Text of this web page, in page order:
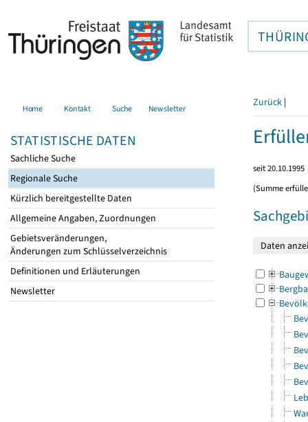
Home Kontakt Suche Newsletter
STATISTISCHE DATEN
Sachliche Suche
Regionale Suche
Kürzlich bereitgestellte Daten
Allgemeine Angaben, Zuordnungen
Gebietsveränderungen,
Änderungen zum Schlüsselverzeichnis
Definitionen und Erläuterungen
Newsletter
Zurück |
seit 20.10.1995
(Summe